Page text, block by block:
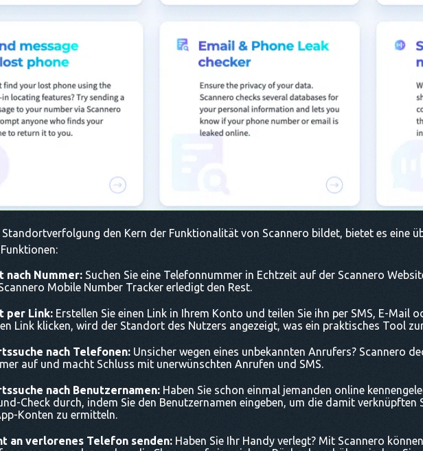
den Kern der Funktionalität von Scannero bildet, bietet es eine
nach Nummer: Suchen Sie eine Telefonnummer in Echtzeit auf der Scannero
Mobile Number Tracker erledigt den Rest.
per Link: Erstellen Sie einen Link in Ihrem Konto und teilen Sie ihn per SMS, E-Mail
Link klicken, wird der Standort des Nutzers angezeigt, was ein praktisches Tool
nach Telefonen: Unsicher wegen eines unbekannten Anrufers? Scannero
auf und macht Schluss mit unerwünschten Anrufen und SMS.
nach Benutzernamen: Haben Sie schon einmal jemanden online
Check durch, indem Sie den Benutzernamen eingeben, um die damit verknüpften
Konten zu ermitteln.
an verlorenes Telefon senden: Haben Sie Ihr Handy verlegt? Mit Scannero